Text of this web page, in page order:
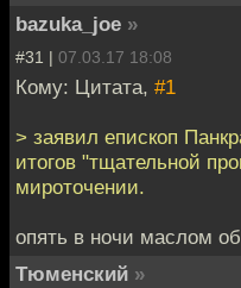
bazuka_joe »
#31 | 07.03.17 18:08
Кому: Цитата, #1
> заявил епископ
итогов "тщательной
мироточении.
опять в ночи маслом
Тюменский »